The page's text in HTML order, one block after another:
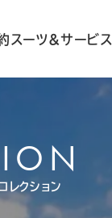
スーツ&サービス
レクション